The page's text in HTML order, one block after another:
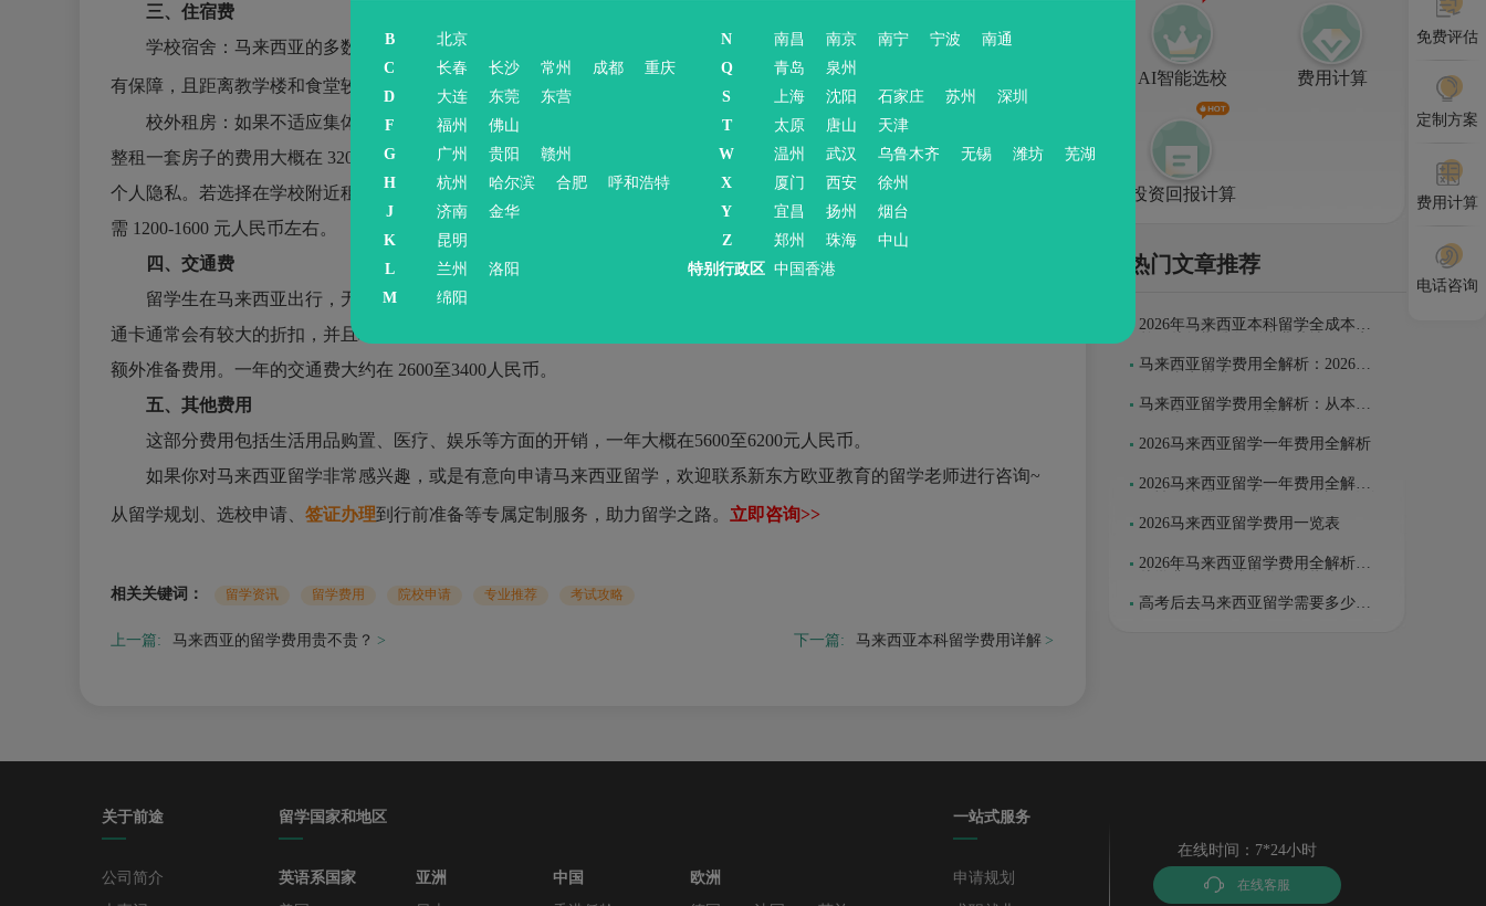
B
北京
C
长春 长沙 常州 成都
重庆
D
大连 东莞
东营
F
福州
佛山
G
广州 贵阳
赣州
H
杭州 哈尔滨 合肥
呼和浩特
J
济南
金华
K
昆明
L
兰州
洛阳
M
绵阳
N 南昌 南京 南宁 宁波
南通
Q
青岛
泉州
S
上海 沈阳 石家庄 苏州
深圳
T
太原 唐山
天津
W
温州 武汉 乌鲁木齐 无锡 潍坊
芜湖
X
厦门 西安
徐州
Y
宜昌 扬州
烟台
Z
郑州 珠海
中山
特别行政区 中国香港
三、住宿费
学校宿舍：马来西亚的多数公立大学会为留学生提供宿舍，宿舍类型多为双人间或四人间。学校宿舍环境良好，安全
有保障，且距离教学楼和食堂较近，生活十分便利。双人间的宿舍每月费用大概在 650-850 元人民币。立即咨询>>
校外租房：如果不适应集体生活，也可以选择在校外租房。校外租房的费用会因房屋类型和位置的不同而有所差异。
整租一套房子的费用大概在 3200 元人民币左右，这样的房子通常包含卧室、厨房和卫生间，居住舒适度较高，还能保证
个人隐私。若选择在学校附近租房，租金相对会高一些，一套房的租金大概在 2200 元人民币左右，而单间的租金每月只
需 1200-1600 元人民币左右。
四、交通费
留学生在马来西亚出行，无论是上课还是外出游玩，都需要乘坐交通工具。建议留学生办理一张交通卡，学生使用交
通卡通常会有较大的折扣，并且地铁和公交都可通用。每月的交通费用大概在220元左右，如果有出远门的需求，则需要
额外准备费用。一年的交通费大约在 2600至3400人民币。
五、其他费用
这部分费用包括生活用品购置、医疗、娱乐等方面的开销，一年大概在5600至6200元人民币。
如果你对马来西亚留学非常感兴趣，或是有意向申请马来西亚留学，欢迎联系新东方欧亚教育的留学老师进行咨询~
从留学规划、选校申请、 签证办理到行前准备等专属定制服务，助力留学之路。 立即咨询>>
相关关键词： 留学资讯 留学费用 院校申请 专业推荐 考试攻略
上一篇: 马来西亚的留学费用贵不贵？ 马来西亚本科留学费用详解
下一篇:
AI智能选校 费用计算
投资回报计算
热门文章推荐
2026年马来西亚本科留学全成本清
开销
马来西亚留学费用全解析：2026年
马来西亚留学费用全解析：从本科
2026马来西亚留学一年费用全解析
2026马来西亚留学一年费用全解析
2026马来西亚留学费用一览表
2026年马来西亚留学费用全解析：
高考后去马来西亚留学需要多少
免费评估
定制方案
费用计算
电话咨询
关于前途
公司简介
留学国家和地区
英语系国家
亚洲
中国
欧洲
一站式服务
申请规划
在线时间：7*24小时
在线客服